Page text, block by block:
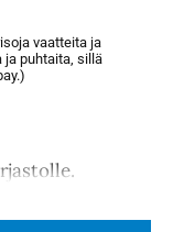
vaatteita ja
ja puhtaita, sillä